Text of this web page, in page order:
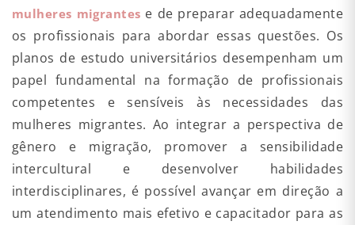
mulheres migrantes e de preparar adequadamente
os profissionais para abordar essas questões. Os
planos de estudo universitários desempenham um
papel fundamental na formação de profissionais
competentes e sensíveis às necessidades das
mulheres migrantes. Ao integrar a perspectiva de
gênero e migração, promover a sensibilidade
intercultural e desenvolver habilidades
interdisciplinares, é possível avançar em direção a
um atendimento mais efetivo e capacitador para as